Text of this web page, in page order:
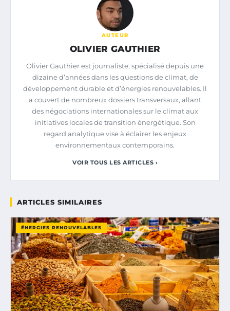
AUTEUR
OLIVIER GAUTHIER
Olivier Gauthier est journaliste, spécialisé depuis une
dizaine d’années dans les questions de climat, de
développement durable et d’énergies renouvelables. Il
a couvert de nombreux dossiers transversaux, allant
des négociations internationales sur le climat aux
initiatives locales de transition énergétique. Son
regard analytique vise à éclairer les enjeux
environnementaux contemporains.
VOIR TOUS LES ARTICLES ›
ARTICLES SIMILAIRES
ÉNERGIES RENOUVELABLES